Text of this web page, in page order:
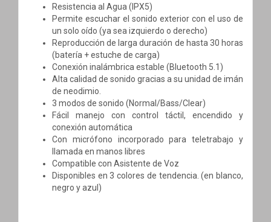
Resistencia al Agua (IPX5)
Permite escuchar el sonido exterior con el uso de
un solo oído (ya sea izquierdo o derecho)
Reproducción de larga duración de hasta 30 horas
(batería + estuche de carga)
Conexión inalámbrica estable (Bluetooth 5.1)
Alta calidad de sonido gracias a su unidad de imán
de neodimio.
3 modos de sonido (Normal/Bass/Clear)
Fácil manejo con control táctil, encendido y
conexión automática
Con micrófono incorporado para teletrabajo y
llamada en manos libres
Compatible con Asistente de Voz
Disponibles en 3 colores de tendencia. (en blanco,
negro y azul)